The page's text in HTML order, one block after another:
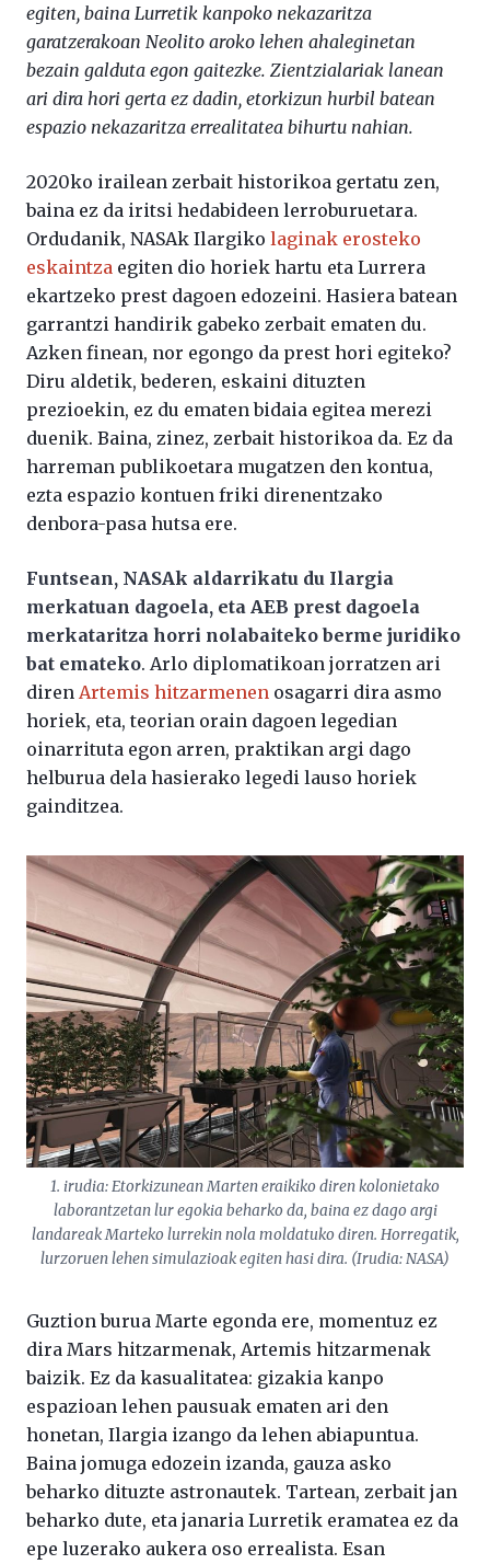
egiten, baina Lurretik kanpoko nekazaritza
garatzerakoan Neolito aroko lehen ahaleginetan
bezain galduta egon gaitezke. Zientzialariak lanean
ari dira hori gerta ez dadin, etorkizun hurbil batean
espazio nekazaritza errealitatea bihurtu nahian.
2020ko irailean zerbait historikoa gertatu zen,
baina ez da iritsi hedabideen lerroburuetara.
Ordudanik, NASAk Ilargiko laginak erosteko
eskaintza egiten dio horiek hartu eta Lurrera
ekartzeko prest dagoen edozeini. Hasiera batean
garrantzi handirik gabeko zerbait ematen du.
Azken finean, nor egongo da prest hori egiteko?
Diru aldetik, bederen, eskaini dituzten
prezioekin, ez du ematen bidaia egitea merezi
duenik. Baina, zinez, zerbait historikoa da. Ez da
harreman publikoetara mugatzen den kontua,
ezta espazio kontuen friki direnentzako
denbora-pasa hutsa ere.
Funtsean, NASAk aldarrikatu du Ilargia
merkatuan dagoela, eta AEB prest dagoela
merkataritza horri nolabaiteko berme juridiko
bat emateko. Arlo diplomatikoan jorratzen ari
diren Artemis hitzarmenen osagarri dira asmo
horiek, eta, teorian orain dagoen legedian
oinarrituta egon arren, praktikan argi dago
helburua dela hasierako legedi lauso horiek
gainditzea.
1. irudia: Etorkizunean Marten eraikiko diren kolonietako
laborantzetan lur egokia beharko da, baina ez dago argi
landareak Marteko lurrekin nola moldatuko diren. Horregatik,
lurzoruen lehen simulazioak egiten hasi dira. (Irudia: NASA)
Guztion burua Marte egonda ere, momentuz ez
dira Mars hitzarmenak, Artemis hitzarmenak
baizik. Ez da kasualitatea: gizakia kanpo
espazioan lehen pausuak ematen ari den
honetan, Ilargia izango da lehen abiapuntua.
Baina jomuga edozein izanda, gauza asko
beharko dituzte astronautek. Tartean, zerbait jan
beharko dute, eta janaria Lurretik eramatea ez da
epe luzerako aukera oso errealista. Esan